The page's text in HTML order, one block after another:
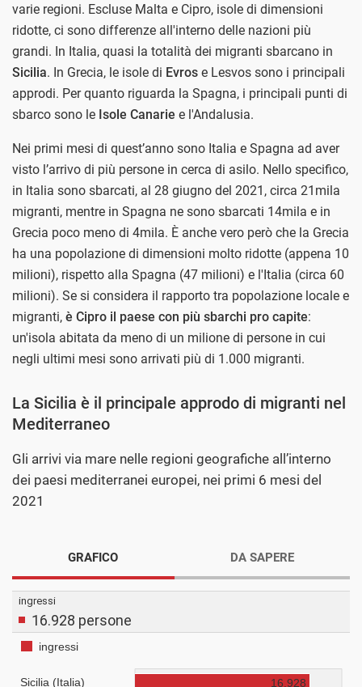
varie regioni. Escluse Malta e Cipro, isole di dimensioni
ridotte, ci sono differenze all'interno delle nazioni più
grandi. In Italia, quasi la totalità dei migranti sbarcano in
Sicilia. In Grecia, le isole di Evros e Lesvos sono i principali
approdi. Per quanto riguarda la Spagna, i principali punti di
sbarco sono le Isole Canarie e l'Andalusia.
Nei primi mesi di quest’anno sono Italia e Spagna ad aver
visto l’arrivo di più persone in cerca di asilo. Nello specifico,
in Italia sono sbarcati, al 28 giugno del 2021, circa 21mila
migranti, mentre in Spagna ne sono sbarcati 14mila e in
Grecia poco meno di 4mila. È anche vero però che la Grecia
ha una popolazione di dimensioni molto ridotte (appena 10
milioni), rispetto alla Spagna (47 milioni) e l'Italia (circa 60
milioni). Se si considera il rapporto tra popolazione locale e
migranti, è Cipro il paese con più sbarchi pro capite:
un'isola abitata da meno di un milione di persone in cui
negli ultimi mesi sono arrivati più di 1.000 migranti.
La Sicilia è il principale approdo di migranti nel
Mediterraneo
Gli arrivi via mare nelle regioni geografiche all’interno
dei paesi mediterranei europei, nei primi 6 mesi del
2021
GRAFICO DA SAPERE